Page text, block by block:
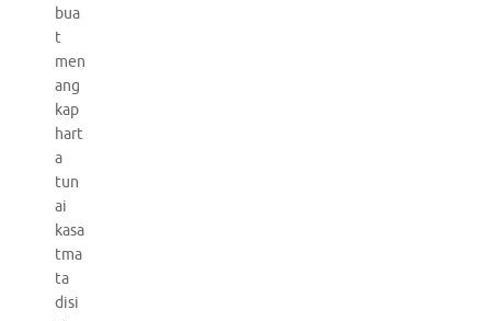
bua
t
men
ang
kap
hart
a
tun
ai
kasa
tma
ta
disi